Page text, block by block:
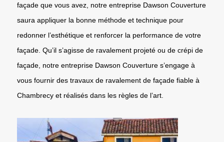
façade que vous avez, notre entreprise Dawson Couverture
saura appliquer la bonne méthode et technique pour
redonner l’esthétique et renforcer la performance de votre
façade. Qu’il s’agisse de ravalement projeté ou de crépi de
façade, notre entreprise Dawson Couverture s’engage à
vous fournir des travaux de ravalement de façade fiable à
Chambrecy et réalisés dans les règles de l’art.